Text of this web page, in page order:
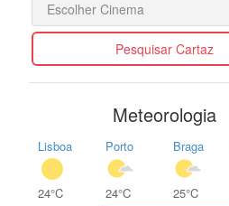
Pesquisar Cartaz
Meteorologia
Lisboa
24°C
Porto
24°C
Braga
25°C